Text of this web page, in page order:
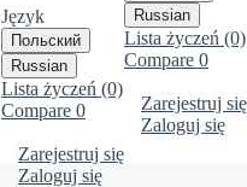
Russian
Lista życzeń (0)
Compare 0
Zarejestruj się
Zaloguj się
Język
Польский
Russian
Lista życzeń (0)
Compare 0
Zarejestruj się
Zaloguj się